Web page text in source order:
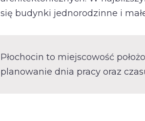
się budynki jednorodzinne i
Płochocin to miejscowość
planowanie dnia pracy oraz